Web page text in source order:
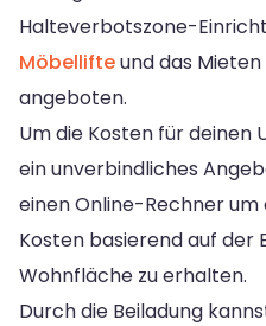
Halteverbotszone-
Möbellifteund das
angeboten.
Um die Kosten für deinen
ein unverbindliches
einen Online-Rechner
Kosten basierend auf der
Wohnfläche zu erhalten.
Durch die Beiladung